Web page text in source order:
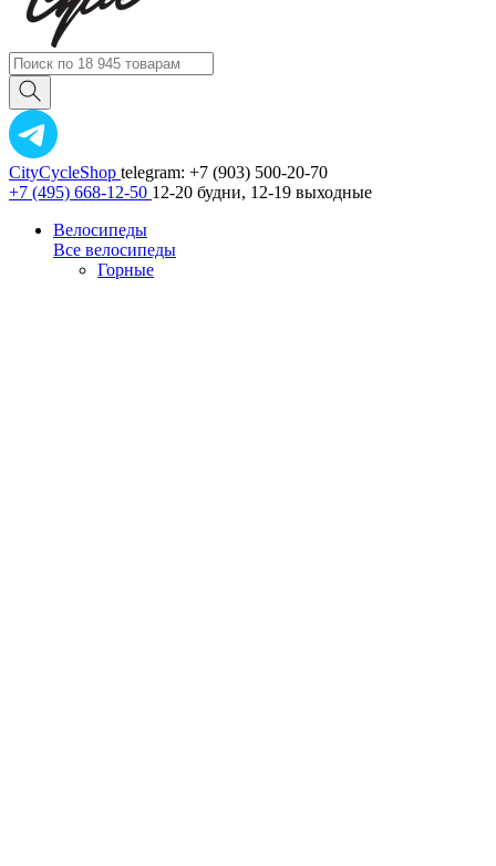
CityCycleShop telegram: +7 (903) 500-20-70
+7 (495) 668-12-50 12-20 будни, 12-19 выходные
Велосипеды
Все велосипеды
Горные